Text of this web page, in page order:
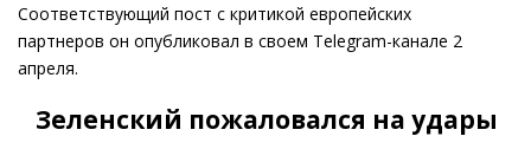
Соответствующий пост с критикой европейских
партнеров он опубликовал в своем Telegram-канале 2
апреля.
Зеленский пожаловался на удары